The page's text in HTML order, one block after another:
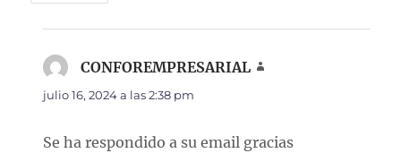
CONFOREMPRESARIAL
julio 16, 2024 a las 2:38 pm
Se ha respondido a su email gracias